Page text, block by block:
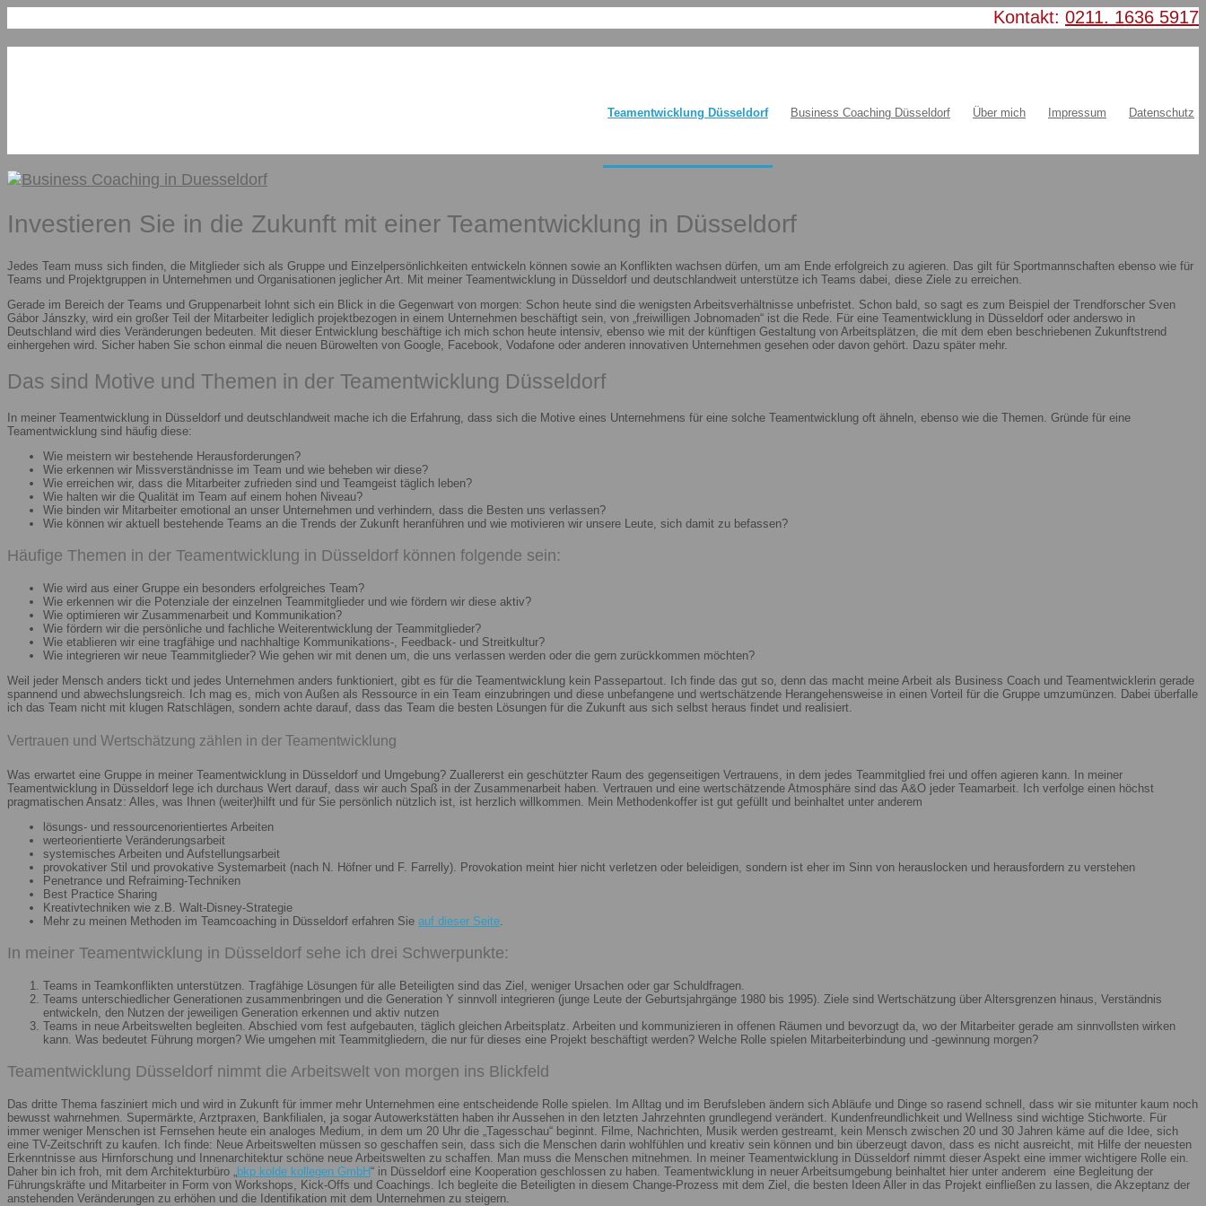
Kontakt: 0211. 1636 5917
Teamentwicklung Düsseldorf Business Coaching Düsseldorf Über mich Impressum Datenschutz
Investieren Sie in die Zukunft mit einer Teamentwicklung in Düsseldorf
Jedes Team muss sich finden, die Mitglieder sich als Gruppe und Einzelpersönlichkeiten entwickeln können sowie an Konflikten wachsen dürfen, um am Ende erfolgreich zu agieren. Das gilt für Sportmannschaften ebenso wie für
Teams und Projektgruppen in Unternehmen und Organisationen jeglicher Art. Mit meiner Teamentwicklung in Düsseldorf und deutschlandweit unterstütze ich Teams dabei, diese Ziele zu erreichen.
Gerade im Bereich der Teams und Gruppenarbeit lohnt sich ein Blick in die Gegenwart von morgen: Schon heute sind die wenigsten Arbeitsverhältnisse unbefristet. Schon bald, so sagt es zum Beispiel der Trendforscher Sven
Gábor Jánszky, wird ein großer Teil der Mitarbeiter lediglich projektbezogen in einem Unternehmen beschäftigt sein, von „freiwilligen Jobnomaden“ ist die Rede. Für eine Teamentwicklung in Düsseldorf oder anderswo in
Deutschland wird dies Veränderungen bedeuten. Mit dieser Entwicklung beschäftige ich mich schon heute intensiv, ebenso wie mit der künftigen Gestaltung von Arbeitsplätzen, die mit dem eben beschriebenen Zukunftstrend
einhergehen wird. Sicher haben Sie schon einmal die neuen Bürowelten von Google, Facebook, Vodafone oder anderen innovativen Unternehmen gesehen oder davon gehört. Dazu später mehr.
Das sind Motive und Themen in der Teamentwicklung Düsseldorf
In meiner Teamentwicklung in Düsseldorf und deutschlandweit mache ich die Erfahrung, dass sich die Motive eines Unternehmens für eine solche Teamentwicklung oft ähneln, ebenso wie die Themen. Gründe für eine
Teamentwicklung sind häufig diese:
Wie meistern wir bestehende Herausforderungen?
Wie erkennen wir Missverständnisse im Team und wie beheben wir diese?
Wie erreichen wir, dass die Mitarbeiter zufrieden sind und Teamgeist täglich leben?
Wie halten wir die Qualität im Team auf einem hohen Niveau?
Wie binden wir Mitarbeiter emotional an unser Unternehmen und verhindern, dass die Besten uns verlassen?
Wie können wir aktuell bestehende Teams an die Trends der Zukunft heranführen und wie motivieren wir unsere Leute, sich damit zu befassen?
Häufige Themen in der Teamentwicklung in Düsseldorf können folgende sein:
Wie wird aus einer Gruppe ein besonders erfolgreiches Team?
Wie erkennen wir die Potenziale der einzelnen Teammitglieder und wie fördern wir diese aktiv?
Wie optimieren wir Zusammenarbeit und Kommunikation?
Wie fördern wir die persönliche und fachliche Weiterentwicklung der Teammitglieder?
Wie etablieren wir eine tragfähige und nachhaltige Kommunikations-, Feedback- und Streitkultur?
Wie integrieren wir neue Teammitglieder? Wie gehen wir mit denen um, die uns verlassen werden oder die gern zurückkommen möchten?
Weil jeder Mensch anders tickt und jedes Unternehmen anders funktioniert, gibt es für die Teamentwicklung kein Passepartout. Ich finde das gut so, denn das macht meine Arbeit als Business Coach und Teamentwicklerin gerade
spannend und abwechslungsreich. Ich mag es, mich von Außen als Ressource in ein Team einzubringen und diese unbefangene und wertschätzende Herangehensweise in einen Vorteil für die Gruppe umzumünzen. Dabei überfalle
ich das Team nicht mit klugen Ratschlägen, sondern achte darauf, dass das Team die besten Lösungen für die Zukunft aus sich selbst heraus findet und realisiert.
Vertrauen und Wertschätzung zählen in der Teamentwicklung
Was erwartet eine Gruppe in meiner Teamentwicklung in Düsseldorf und Umgebung? Zuallererst ein geschützter Raum des gegenseitigen Vertrauens, in dem jedes Teammitglied frei und offen agieren kann. In meiner
Teamentwicklung in Düsseldorf lege ich durchaus Wert darauf, dass wir auch Spaß in der Zusammenarbeit haben. Vertrauen und eine wertschätzende Atmosphäre sind das A&O jeder Teamarbeit. Ich verfolge einen höchst
pragmatischen Ansatz: Alles, was Ihnen (weiter)hilft und für Sie persönlich nützlich ist, ist herzlich willkommen. Mein Methodenkoffer ist gut gefüllt und beinhaltet unter anderem
lösungs- und ressourcenorientiertes Arbeiten
werteorientierte Veränderungsarbeit
systemisches Arbeiten und Aufstellungsarbeit
provokativer Stil und provokative Systemarbeit (nach N. Höfner und F. Farrelly). Provokation meint hier nicht verletzen oder beleidigen, sondern ist eher im Sinn von herauslocken und herausfordern zu verstehen
Penetrance und Refraiming-Techniken
Best Practice Sharing
Kreativtechniken wie z.B. Walt-Disney-Strategie
Mehr zu meinen Methoden im Teamcoaching in Düsseldorf erfahren Sie auf dieser Seite.
In meiner Teamentwicklung in Düsseldorf sehe ich drei Schwerpunkte:
Teams in Teamkonflikten unterstützen. Tragfähige Lösungen für alle Beteiligten sind das Ziel, weniger Ursachen oder gar Schuldfragen.
Teams unterschiedlicher Generationen zusammenbringen und die Generation Y sinnvoll integrieren (junge Leute der Geburtsjahrgänge 1980 bis 1995). Ziele sind Wertschätzung über Altersgrenzen hinaus, Verständnis
entwickeln, den Nutzen der jeweiligen Generation erkennen und aktiv nutzen
Teams in neue Arbeitswelten begleiten. Abschied vom fest aufgebauten, täglich gleichen Arbeitsplatz. Arbeiten und kommunizieren in offenen Räumen und bevorzugt da, wo der Mitarbeiter gerade am sinnvollsten wirken
kann. Was bedeutet Führung morgen? Wie umgehen mit Teammitgliedern, die nur für dieses eine Projekt beschäftigt werden? Welche Rolle spielen Mitarbeiterbindung und -gewinnung morgen?
Teamentwicklung Düsseldorf nimmt die Arbeitswelt von morgen ins Blickfeld
Das dritte Thema fasziniert mich und wird in Zukunft für immer mehr Unternehmen eine entscheidende Rolle spielen. Im Alltag und im Berufsleben ändern sich Abläufe und Dinge so rasend schnell, dass wir sie mitunter kaum noch
bewusst wahrnehmen. Supermärkte, Arztpraxen, Bankfilialen, ja sogar Autowerkstätten haben ihr Aussehen in den letzten Jahrzehnten grundlegend verändert. Kundenfreundlichkeit und Wellness sind wichtige Stichworte. Für
immer weniger Menschen ist Fernsehen heute ein analoges Medium, in dem um 20 Uhr die „Tagesschau“ beginnt. Filme, Nachrichten, Musik werden gestreamt, kein Mensch zwischen 20 und 30 Jahren käme auf die Idee, sich
eine TV-Zeitschrift zu kaufen. Ich finde: Neue Arbeitswelten müssen so geschaffen sein, dass sich die Menschen darin wohlfühlen und kreativ sein können und bin überzeugt davon, dass es nicht ausreicht, mit Hilfe der neuesten
Erkenntnisse aus Hirnforschung und Innenarchitektur schöne neue Arbeitswelten zu schaffen. Man muss die Menschen mitnehmen. In meiner Teamentwicklung in Düsseldorf nimmt dieser Aspekt eine immer wichtigere Rolle ein.
Daher bin ich froh, mit dem Architekturbüro „bkp kolde kollegen GmbH“ in Düsseldorf eine Kooperation geschlossen zu haben. Teamentwicklung in neuer Arbeitsumgebung beinhaltet hier unter anderem eine Begleitung der
Führungskräfte und Mitarbeiter in Form von Workshops, Kick-Offs und Coachings. Ich begleite die Beteiligten in diesem Change-Prozess mit dem Ziel, die besten Ideen Aller in das Projekt einfließen zu lassen, die Akzeptanz der
anstehenden Veränderungen zu erhöhen und die Identifikation mit dem Unternehmen zu steigern.